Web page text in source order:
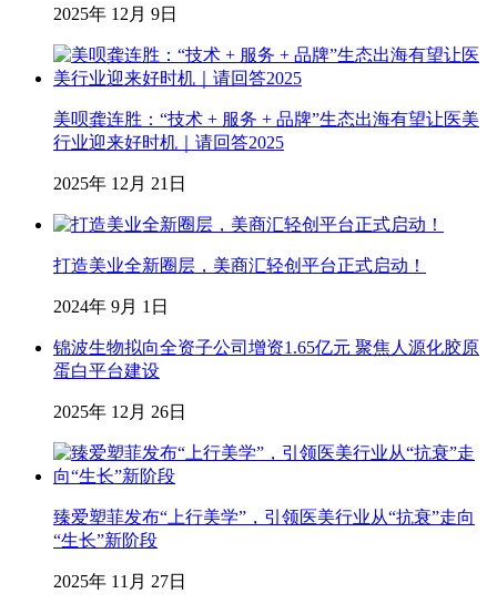
2025年 12月 9日
美呗龚连胜：“技术 + 服务 + 品牌”生态出海有望让医美
行业迎来好时机｜请回答2025
2025年 12月 21日
打造美业全新圈层，美商汇轻创平台正式启动！
2024年 9月 1日
锦波生物拟向全资子公司增资1.65亿元 聚焦人源化胶原
蛋白平台建设
2025年 12月 26日
臻爱塑菲发布“上行美学”，引领医美行业从“抗衰”走向
“生长”新阶段
2025年 11月 27日